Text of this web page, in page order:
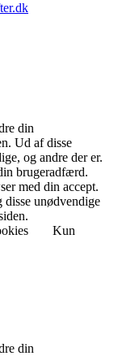
din
Ud af disse
og andre der er.
brugeradfærd.
med din accept.
unødvendige
Kun
din